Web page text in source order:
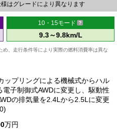
はグレードにより異なります
10・15モード
9.3～9.8km/L
、走行条件等により実際の燃料消費率は異な
ップリングによる機械式からハル
子制御式AWDに変更し、駆動性
の排気量を2.4Lから2.5Lに変更
万円